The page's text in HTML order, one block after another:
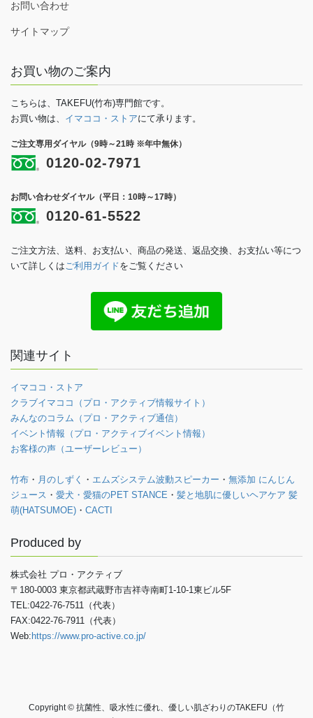
お問い合わせ
サイトマップ
お買い物のご案内
こちらは、TAKEFU(竹布)専門館です。
お買い物は、 イマココ・ストアにて承ります。
ご注文専用ダイヤル（9時～21時 ※年中無休）
0120-02-7971
お問い合わせダイヤル（平日：10時～17時）
0120-61-5522
ご注文方法、送料、お支払い、商品の発送、返品交換、お支払い等につ
いて詳しくは ご利用ガイドをご覧ください
関連サイト
イマココ・ストア
クラブイマココ（プロ・アクティブ情報サイト）
みんなのコラム（プロ・アクティブ通信）
イベント情報（プロ・アクティブイベント情報）
お客様の声（ユーザーレビュー）
竹布 ・ 月のしずく ・ エムズシステム波動スピーカー ・ 無添加 にんじん
ジュース ・ 愛犬・愛猫のPET STANCE ・ 髪と地肌に優しいヘアケア 髪
萌(HATSUMOE) ・ CACTI
Produced by
株式会社 プロ・アクティブ
〒180-0003 東京都武蔵野市吉祥寺南町1-10-1東ビル5F
TEL:0422-76-7511（代表）
FAX:0422-76-7911（代表）
Web:https://www.pro-active.co.jp/
Copyright © 抗菌性、吸水性に優れ、優しい肌ざわりのTAKEFU（竹